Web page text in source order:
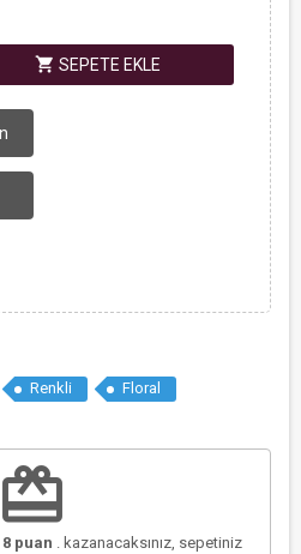
shopping_cart SEPETE EKLE
Renkli Floral
redeem
8 puan . kazanacaksınız, sepetiniz